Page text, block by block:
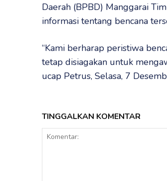
Daerah (BPBD) Manggarai
informasi tentang bencana
“Kami berharap peristiwa
tetap disiagakan untuk
ucap Petrus, Selasa, 7
TINGGALKAN KOMENTAR